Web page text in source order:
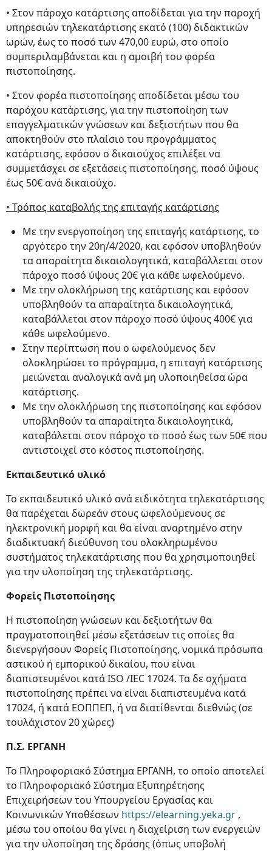
• Στον πάροχο κατάρτισης αποδίδεται για την παροχή
υπηρεσιών τηλεκατάρτισης εκατό (100) διδακτικών
ωρών, έως το ποσό των 470,00 ευρώ, στο οποίο
συμπεριλαμβάνεται και η αμοιβή του φορέα
πιστοποίησης.
• Στον φορέα πιστοποίησης αποδίδεται μέσω του
παρόχου κατάρτισης, για την πιστοποίηση των
επαγγελματικών γνώσεων και δεξιοτήτων που θα
αποκτηθούν στο πλαίσιο του προγράμματος
κατάρτισης, εφόσον ο δικαιούχος επιλέξει να
συμμετάσχει σε εξετάσεις πιστοποίησης, ποσό ύψους
έως 50€ ανά δικαιούχο.
• Τρόπος καταβολής της επιταγής κατάρτισης
Με την ενεργοποίηση της επιταγής κατάρτισης, το
αργότερο την 20η/4/2020, και εφόσον υποβληθούν
τα απαραίτητα δικαιολογητικά, καταβάλλεται στον
πάροχο ποσό ύψους 20€ για κάθε ωφελούμενο.
Με την ολοκλήρωση της κατάρτισης και εφόσον
υποβληθούν τα απαραίτητα δικαιολογητικά,
καταβάλλεται στον πάροχο ποσό ύψους 400€ για
κάθε ωφελούμενο.
Στην περίπτωση που ο ωφελούμενος δεν
ολοκληρώσει το πρόγραμμα, η επιταγή κατάρτισης
μειώνεται αναλογικά ανά μη υλοποιηθείσα ώρα
κατάρτισης.
Με την ολοκλήρωση της πιστοποίησης και εφόσον
υποβληθούν τα απαραίτητα δικαιολογητικά,
καταβάλεται στον πάροχο το ποσό έως των 50€ που
αντιστοιχεί στο κόστος πιστοποίησης.
Εκπαιδευτικό υλικό
Το εκπαιδευτικό υλικό ανά ειδικότητα τηλεκατάρτισης
θα παρέχεται δωρεάν στους ωφελούμενους σε
ηλεκτρονική μορφή και θα είναι αναρτημένο στην
διαδικτυακή διεύθυνση του ολοκληρωμένου
συστήματος τηλεκατάρτισης που θα χρησιμοποιηθεί
για την υλοποίηση της τηλεκατάρτισης.
Φορείς Πιστοποίησης
Η πιστοποίηση γνώσεων και δεξιοτήτων θα
πραγματοποιηθεί μέσω εξετάσεων τις οποίες θα
διενεργήσουν Φορείς Πιστοποίησης, νομικά πρόσωπα
αστικού ή εμπορικού δικαίου, που είναι
διαπιστευμένοι κατά ISO /IEC 17024. Τα δε σχήματα
πιστοποίησης πρέπει να είναι διαπιστευμένα κατά
17024, ή κατά ΕΟΠΠΕΠ, ή να διατίθενται διεθνώς (σε
τουλάχιστον 20 χώρες)
Π.Σ. ΕΡΓΑΝΗ
Το Πληροφοριακό Σύστημα ΕΡΓΑΝΗ, το οποίο αποτελεί
το Πληροφοριακό Σύστημα Εξυπηρέτησης
Επιχειρήσεων του Υπουργείου Εργασίας και
Κοινωνικών Υποθέσεων https://elearning.yeka.gr ,
μέσω του οποίου θα γίνει η διαχείριση των ενεργειών
για την υλοποίηση της δράσης (όπως υποβολή